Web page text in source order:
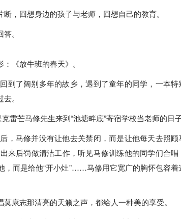
，回想身边的孩子与老师，回想自己的教育。
。
《放牛班的春天》。
到了阔别多年的故乡，遇到了童年的同学，一本特
。
雷芒马修先生来到“池塘畔底”寄宿学校当老师的日
，马修并没有让他去关禁闭，而是让他每天去照顾
来后罚做清洁工作，听见马修训练他的同学们合唱
，而是给他“开小灶”……马修用它宽广的胸怀包容着
康志那清亮的天籁之声，都给人一种美的享受。